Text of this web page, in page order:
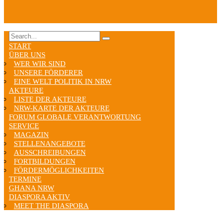
START
ÜBER UNS
WER WIR SIND
UNSERE FÖRDERER
EINE WELT POLITIK IN NRW
AKTEURE
LISTE DER AKTEURE
NRW-KARTE DER AKTEURE
FORUM GLOBALE VERANTWORTUNG
SERVICE
MAGAZIN
STELLENANGEBOTE
AUSSCHREIBUNGEN
FORTBILDUNGEN
FÖRDERMÖGLICHKEITEN
TERMINE
GHANA NRW
DIASPORA AKTIV
MEET THE DIASPORA